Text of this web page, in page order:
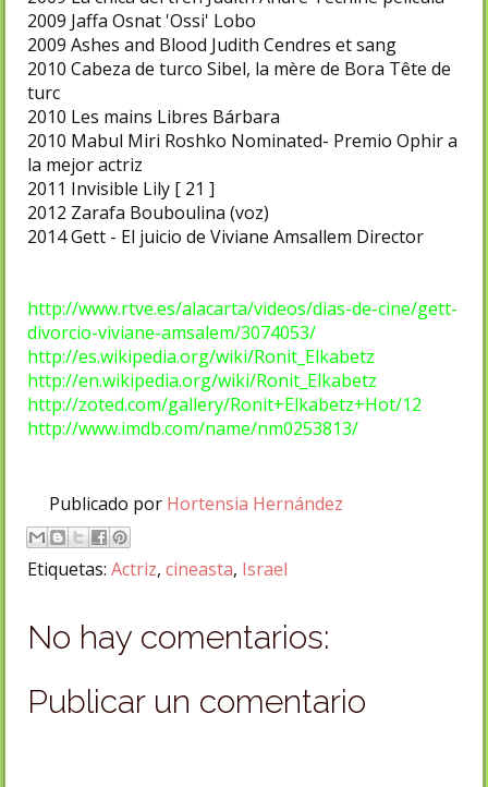
2009 Jaffa Osnat 'Ossi' Lobo
2009 Ashes and Blood Judith Cendres et sang
2010 Cabeza de turco Sibel, la mère de Bora Tête de
turc
2010 Les mains Libres Bárbara
2010 Mabul Miri Roshko Nominated- Premio Ophir a
la mejor actriz
2011 Invisible Lily [ 21 ]
2012 Zarafa Bouboulina (voz)
2014Gett - El juicio de Viviane Amsallem Director
http://www.rtve.es/alacarta/videos/dias-de-cine/gett-
divorcio-viviane-amsalem/3074053/
http://es.wikipedia.org/wiki/Ronit_Elkabetz
http://en.wikipedia.org/wiki/Ronit_Elkabetz
http://zoted.com/gallery/Ronit+Elkabetz+Hot/12
http://www.imdb.com/name/nm0253813/
Publicado por Hortensia Hernández
Etiquetas: Actriz, cineasta, Israel
No hay comentarios:
Publicar un comentario